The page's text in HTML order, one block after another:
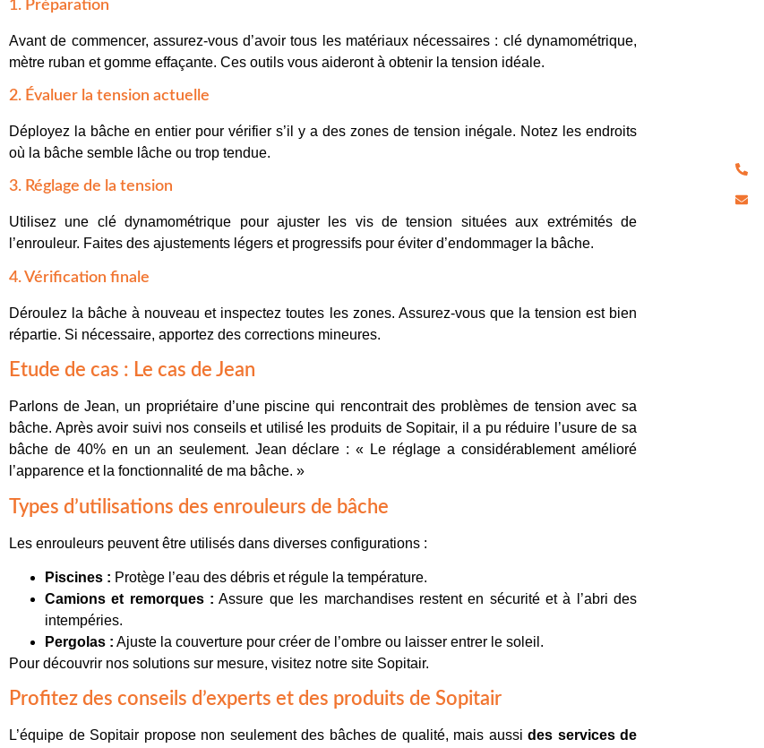
1. Préparation
Avant de commencer, assurez-vous d’avoir tous les matériaux nécessaires : clé dynamométrique,
mètre ruban et gomme effaçante. Ces outils vous aideront à obtenir la tension idéale.
2. Évaluer la tension actuelle
Déployez la bâche en entier pour vérifier s’il y a des zones de tension inégale. Notez les endroits
où la bâche semble lâche ou trop tendue.
3. Réglage de la tension
Utilisez une clé dynamométrique pour ajuster les vis de tension situées aux extrémités de
l’enrouleur. Faites des ajustements légers et progressifs pour éviter d’endommager la bâche.
4. Vérification finale
Déroulez la bâche à nouveau et inspectez toutes les zones. Assurez-vous que la tension est bien
répartie. Si nécessaire, apportez des corrections mineures.
Etude de cas : Le cas de Jean
Parlons de Jean, un propriétaire d’une piscine qui rencontrait des problèmes de tension avec sa
bâche. Après avoir suivi nos conseils et utilisé les produits de Sopitair, il a pu réduire l’usure de sa
bâche de 40% en un an seulement. Jean déclare : « Le réglage a considérablement amélioré
l’apparence et la fonctionnalité de ma bâche. »
Types d’utilisations des enrouleurs de bâche
Les enrouleurs peuvent être utilisés dans diverses configurations :
Piscines : Protège l’eau des débris et régule la température.
Camions et remorques : Assure que les marchandises restent en sécurité et à l’abri des
intempéries.
Pergolas : Ajuste la couverture pour créer de l’ombre ou laisser entrer le soleil.
Pour découvrir nos solutions sur mesure, visitez notre site Sopitair.
Profitez des conseils d’experts et des produits de Sopitair
L’équipe de Sopitair propose non seulement des bâches de qualité, mais aussi des services de